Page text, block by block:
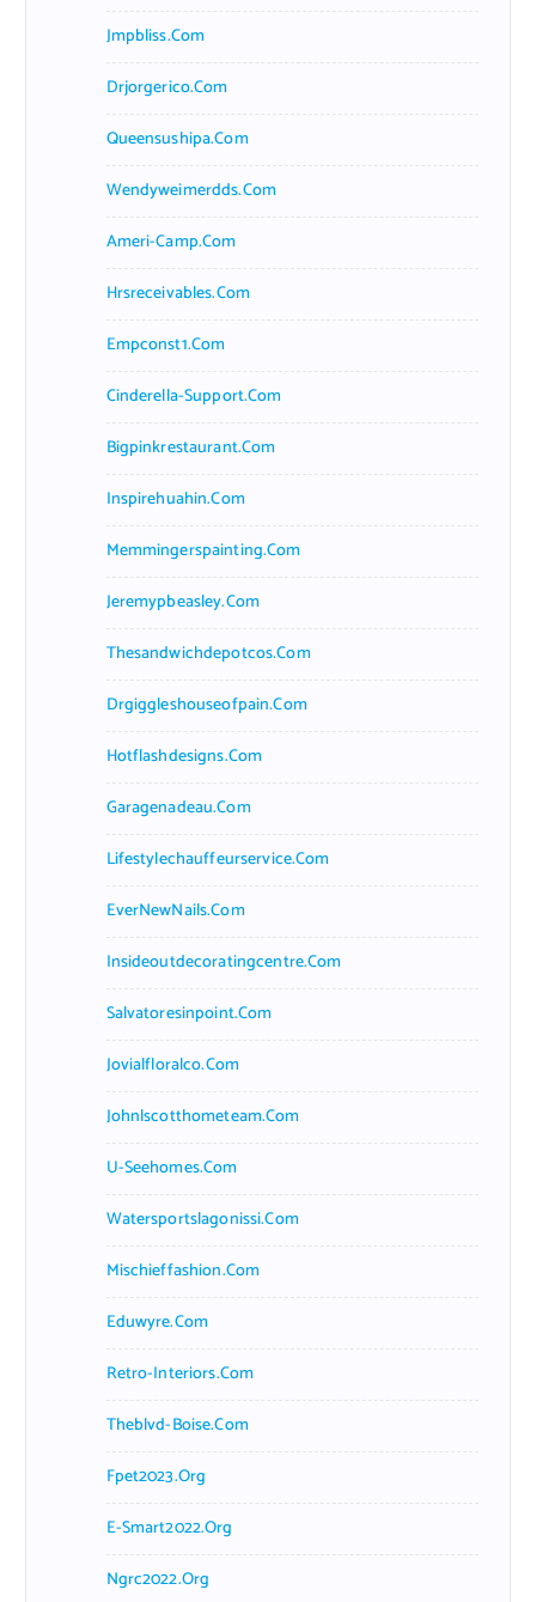
Jmpbliss.com
Drjorgerico.com
Queensushipa.com
Wendyweimerdds.com
Ameri-Camp.com
Hrsreceivables.com
Empconst1.com
Cinderella-Support.com
Bigpinkrestaurant.com
Inspirehuahin.com
Memmingerspainting.com
Jeremypbeasley.com
Thesandwichdepotcos.com
Drgiggleshouseofpain.com
Hotflashdesigns.com
Garagenadeau.com
Lifestylechauffeurservice.com
EverNewNails.com
Insideoutdecoratingcentre.com
Salvatoresinpoint.com
Jovialfloralco.com
Johnlscotthometeam.com
U-Seehomes.com
Watersportslagonissi.com
Mischieffashion.com
Eduwyre.com
Retro-Interiors.com
Theblvd-Boise.com
Fpet2023.org
E-Smart2022.org
Ngrc2022.org